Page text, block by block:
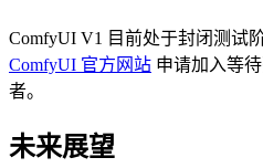
ComfyUI V1 目前处于封闭测试
ComfyUI 官方网站 申请加入等
者。
未来展望